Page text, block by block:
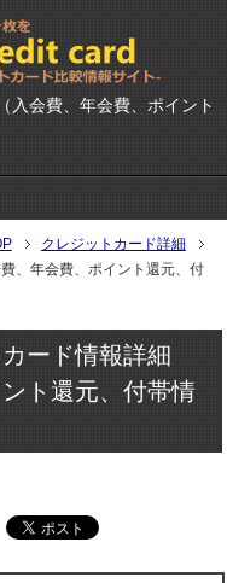
入会費、年会費、ポイント
クレジットカード詳細
、年会費、ポイント還元、付
ード情報詳細
ト還元、付帯情